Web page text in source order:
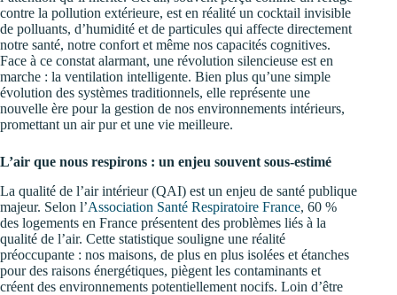
contre la pollution extérieure, est en réalité un cocktail invisible
de polluants, d’humidité et de particules qui affecte directement
notre santé, notre confort et même nos capacités cognitives.
Face à ce constat alarmant, une révolution silencieuse est en
marche : la ventilation intelligente. Bien plus qu’une simple
évolution des systèmes traditionnels, elle représente une
nouvelle ère pour la gestion de nos environnements intérieurs,
promettant un air pur et une vie meilleure.
L’air que nous respirons : un enjeu souvent sous-estimé
La qualité de l’air intérieur (QAI) est un enjeu de santé publique
majeur. Selon l’Association Santé Respiratoire France, 60 %
des logements en France présentent des problèmes liés à la
qualité de l’air. Cette statistique souligne une réalité
préoccupante : nos maisons, de plus en plus isolées et étanches
pour des raisons énergétiques, piègent les contaminants et
créent des environnements potentiellement nocifs. Loin d’être